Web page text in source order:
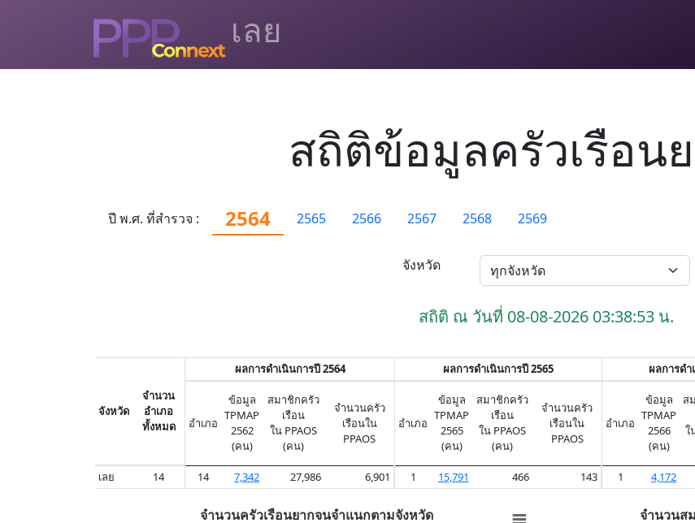
เลย
สถิติข้อมูลครัวเรือน
ปี พ.ศ. ที่สำรวจ : 2564 2565 2566 2567 2568 2569
จังหวัด
สถิติ ณ วันที่ 08-08-2026 03:38:53 น.
จังหวัด
จำนวน
อำเภอ
ทั้งหมด
ผลการดำเนินการปี 2564 ผลการดำเนินการปี 2565 ผลการดำ
อำเภอ
ข้อมูล
TPMAP
2562
(คน)
สมาชิกครัว
เรือน
ใน PPAOS
(คน)
จำนวนครัว
เรือนใน
PPAOS
อำเภอ
ข้อมูล
TPMAP
2565
(คน)
สมาชิกครัว
เรือน
ใน PPAOS
(คน)
จำนวนครัว
เรือนใน
PPAOS
อำเภอ
ข้อมูล
TPMAP
2566
(คน)
ส
ใ
เลย 14 14 7,342 27,986 6,901 1 15,791 466 143 1 4,172
จำนวนครัวเรือนยากจนจำแนกตามจังหวัด จำนวนส